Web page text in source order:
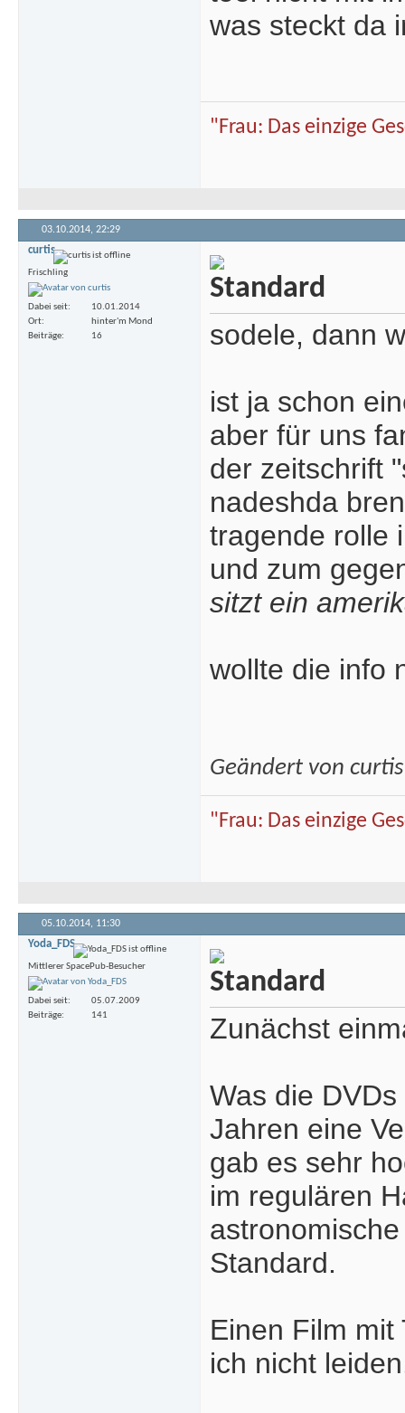
was steckt da
"Frau: Das einzige
03.10.2014, 22:29
curtis
Frischling
Dabei seit
10.01.2014
Ort
hinter'm Mond
Beiträge
16 sodele, dann
ist ja schon
aber für uns
der zeitschrift
nadeshda
tragende rolle
und zum
sitzt ein
wollte die info
Geändert von
"Frau: Das einzige
05.10.2014, 11:30
Yoda_FDS
Mittlerer SpacePub-Besucher
Dabei seit
05.07.2009
Beiträge
141 Zunächst
Was die
Jahren eine
gab es sehr
im regulären
Standard.
Einen Film
ich nicht